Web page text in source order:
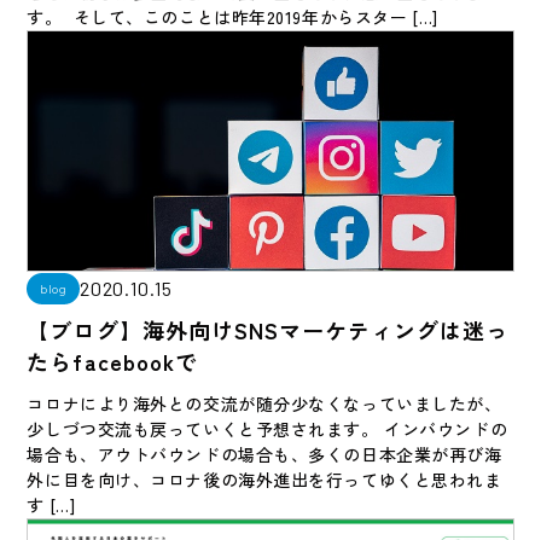
す。 そして、このことは昨年2019年からスター […]
blog 2020.10.15
【ブログ】海外向けSNSマーケティングは迷っ
たらfacebookで
コロナにより海外との交流が随分少なくなっていましたが、
少しづつ交流も戻っていくと予想されます。 インバウンドの
場合も、アウトバウンドの場合も、多くの日本企業が再び海
外に目を向け、コロナ後の海外進出を行ってゆくと思われま
す […]